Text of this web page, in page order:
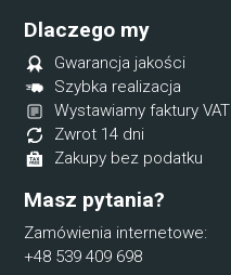
Dlaczego my
Gwarancja jakości
Szybka realizacja
Wystawiamy faktury VAT
Zwrot 14 dni
Zakupy bez podatku
Masz pytania?
Zamówienia internetowe:
+48 539 409 698